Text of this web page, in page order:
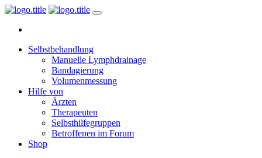
Selbstbehandlung
Manuelle Lymphdrainage
Bandagierung
Volumenmessung
Hilfe von
Ärzten
Therapeuten
Selbsthilfegruppen
Betroffenen im Forum
Shop